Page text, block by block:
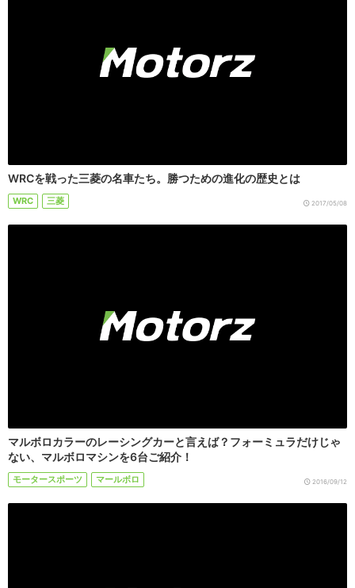
WRCを戦った三菱の名車たち。勝つための進化の歴史とは
WRC 三菱 2017/05/08
マルボロカラーのレーシングカーと言えば？フォーミュラだけじゃ
ない、マルボロマシンを6台ご紹介！
モータースポーツ マールボロ 2016/09/12